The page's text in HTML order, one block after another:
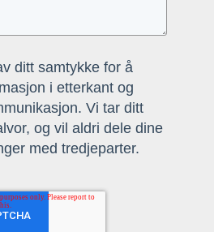
ditt samtykke for å
i etterkant og
Vi tar ditt
og vil aldri dele dine
med tredjeparter.